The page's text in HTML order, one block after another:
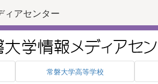
アセンター
常磐大学高等学校